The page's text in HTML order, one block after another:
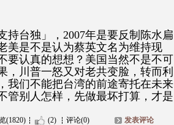
持台独」，2007年是要反制陈水扁
美是不是认为蔡英文名为维持现
要认真的想想？美国当然不是不可
，川普一怒又对老共变脸，转而利
我们不能把台湾的前途寄托在未来
管别人怎样，先做最坏打算，才是
(1820) (2) 评论(0) 发表评论